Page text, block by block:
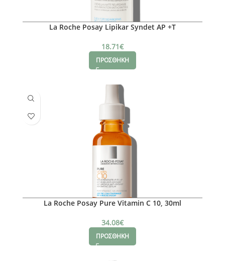
La Roche Posay Lipikar Syndet AP +T
18.71€
ΠΡΟΣΘΗΚΗ
La Roche Posay Pure Vitamin C 10, 30ml
34.08€
ΠΡΟΣΘΗΚΗ